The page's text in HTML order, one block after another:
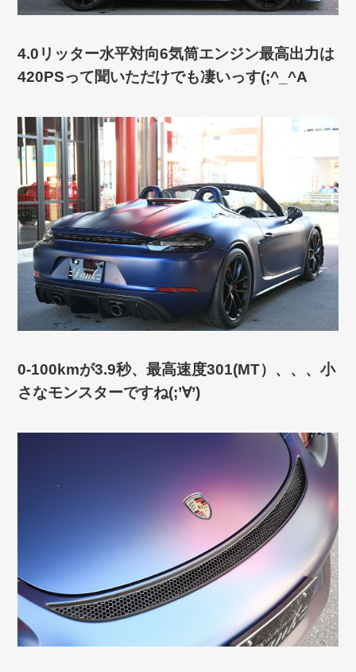
4.0リッター水平対向6気筒エンジン最高出力は
420PSって聞いただけでも凄いっす(;^_^A
0-100kmが3.9秒、最高速度301(MT）、、、小
さなモンスターですね(;’∀’)